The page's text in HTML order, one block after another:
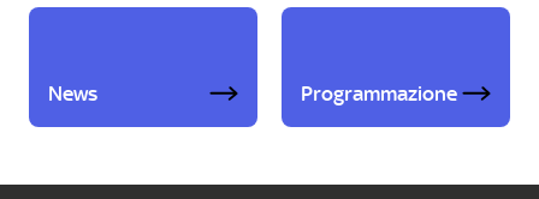
News Programmazione